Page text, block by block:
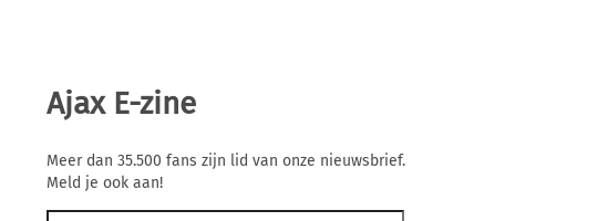
Ajax E-zine
Meer dan 35.500 fans zijn lid van onze nieuwsbrief.
Meld je ook aan!